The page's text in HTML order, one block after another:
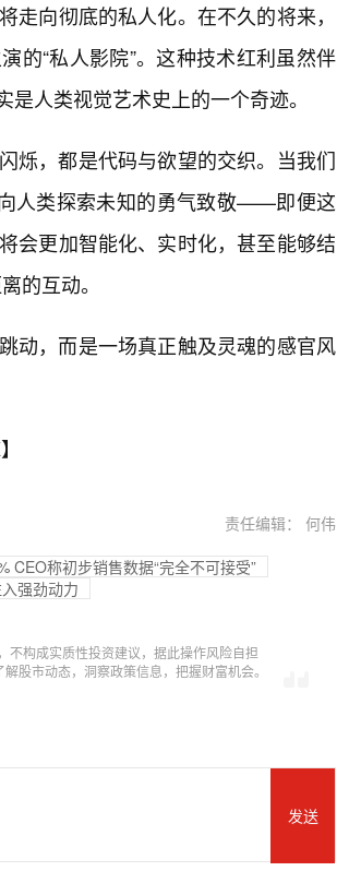
向彻底的私人化。在不久的将来，
的“私人影院”。这种技术红利虽然伴
人类视觉艺术史上的一个奇迹。
烁，都是代码与欲望的交织。当我们
人类探索未知的勇气致敬——即便这
会更加智能化、实时化，甚至能够结
的互动。
动，而是一场真正触及灵魂的感官风
】
责任编辑： 何伟
CEO称初步销售数据“完全不可接受”
强劲动力
不构成实质性投资建议，据此操作风险自担
股市动态，洞察政策信息，把握财富机会。
发送